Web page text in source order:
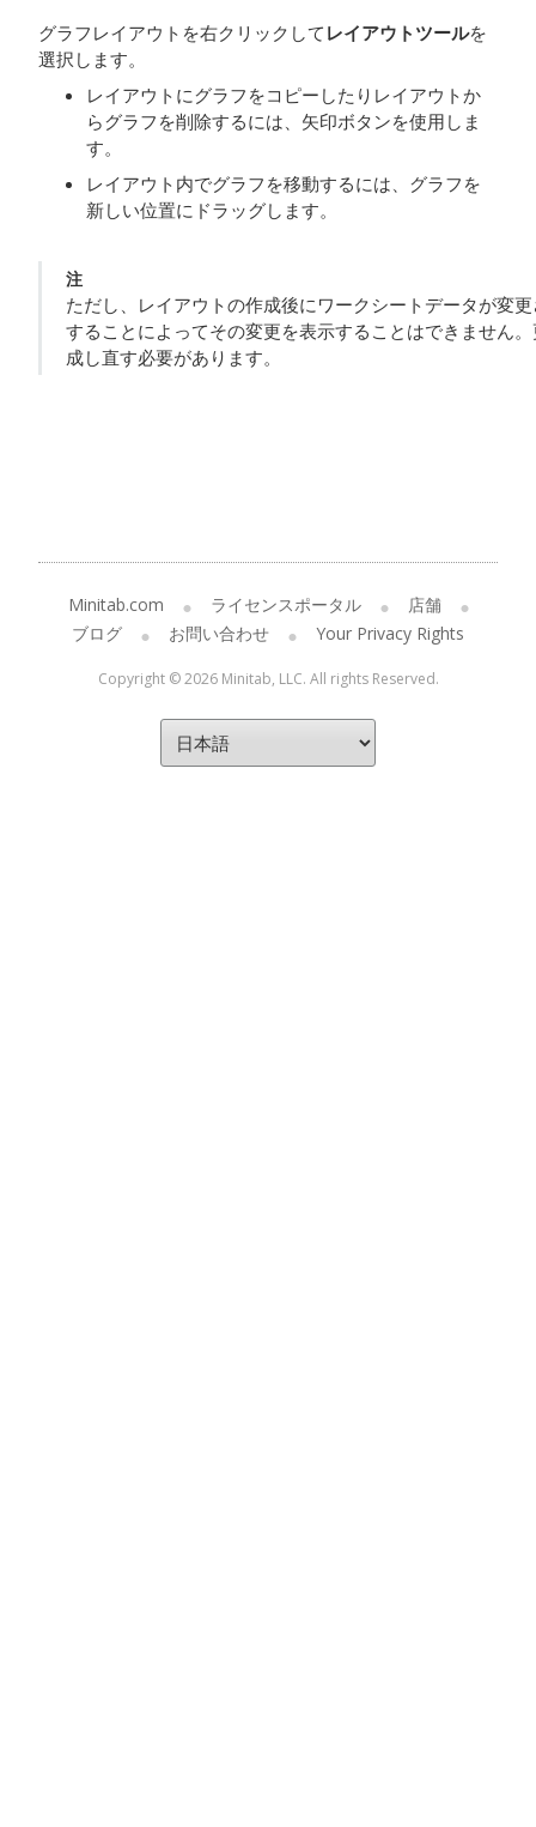
グラフレイアウトを右クリックして レイアウトツールを
選択します。
レイアウトにグラフをコピーしたりレイアウトか
らグラフを削除するには、矢印ボタンを使用しま
す。
レイアウト内でグラフを移動するには、グラフを
新しい位置にドラッグします。
注
ただし、レイアウトの作成後にワークシートデータが変
することによってその変更を表示することはできません
成し直す必要があります。
Minitab.com ライセンスポータル
店舗
ブログ
お問い合わせ Your Privacy Rights
Copyright © 2026 Minitab, LLC. All rights Reserved.